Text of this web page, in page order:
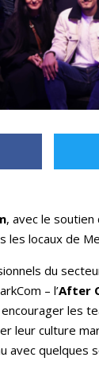
, avec le soutien
locaux de
du
– l’After
les
leur culture
avec quelques